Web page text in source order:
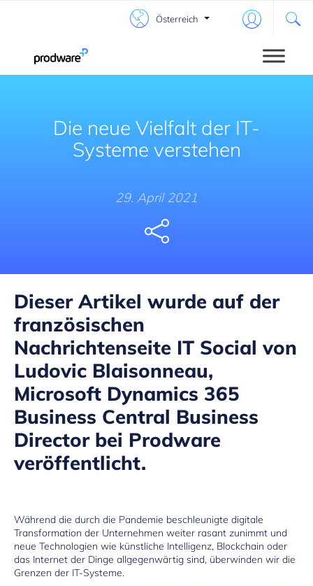
Österreich
Die neue Vielfalt der IT-
Systeme verstehen
29. April 2021
Dieser Artikel wurde auf der
französischen
Nachrichtenseite IT Social von
Ludovic Blaisonneau,
Microsoft Dynamics 365
Business Central Business
Director bei Prodware
veröffentlicht.
Während die durch die Pandemie beschleunigte digitale
Transformation der Unternehmen weiter rasant zunimmt und
neue Technologien wie künstliche Intelligenz, Blockchain oder
das Internet der Dinge allgegenwärtig sind, überwinden wir die
Grenzen der IT-Systeme.